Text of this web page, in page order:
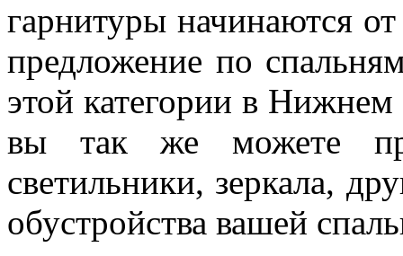
гарнитуры начинаются
предложение по
этой категории в
вы так же можете
светильники, зеркала,
обустройства вашей